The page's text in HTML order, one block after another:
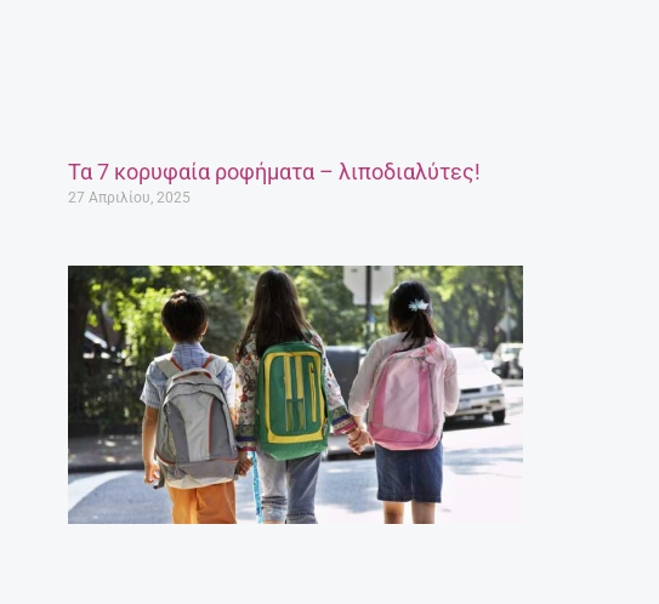
Τα 7 κορυφαία ροφήματα – λιποδιαλύτες!
27 Απριλίου, 2025